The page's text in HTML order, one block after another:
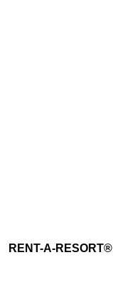
RENT-A-RESORT®